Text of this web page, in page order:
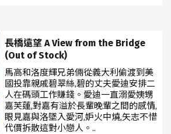
長橋遠望 A View from the Bridge
(Out of Stock)
馬高和洛度輝兄弟倆從義大利偷渡到美
國投靠親戚碧翠絲,碧的丈夫愛迪安排二
人在碼頭工作賺錢。愛迪一直溺愛姨甥
嘉芙蓮,對嘉有溢於長輩晚輩之間的感情,
眼見嘉與洛墜入愛河,妒火中燒,矢志不惜
代價拆散這對小戀人。..